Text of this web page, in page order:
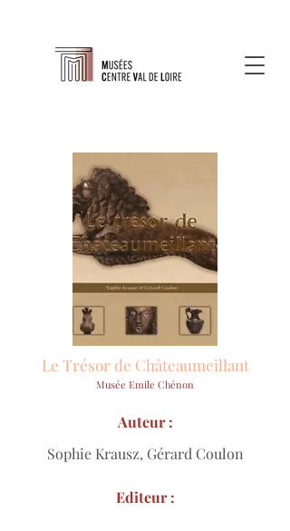
Le Trésor de Châteaumeillant
Musée Emile Chénon
Sophie Krausz, Gérard Coulon
Auteur :
Editeur :